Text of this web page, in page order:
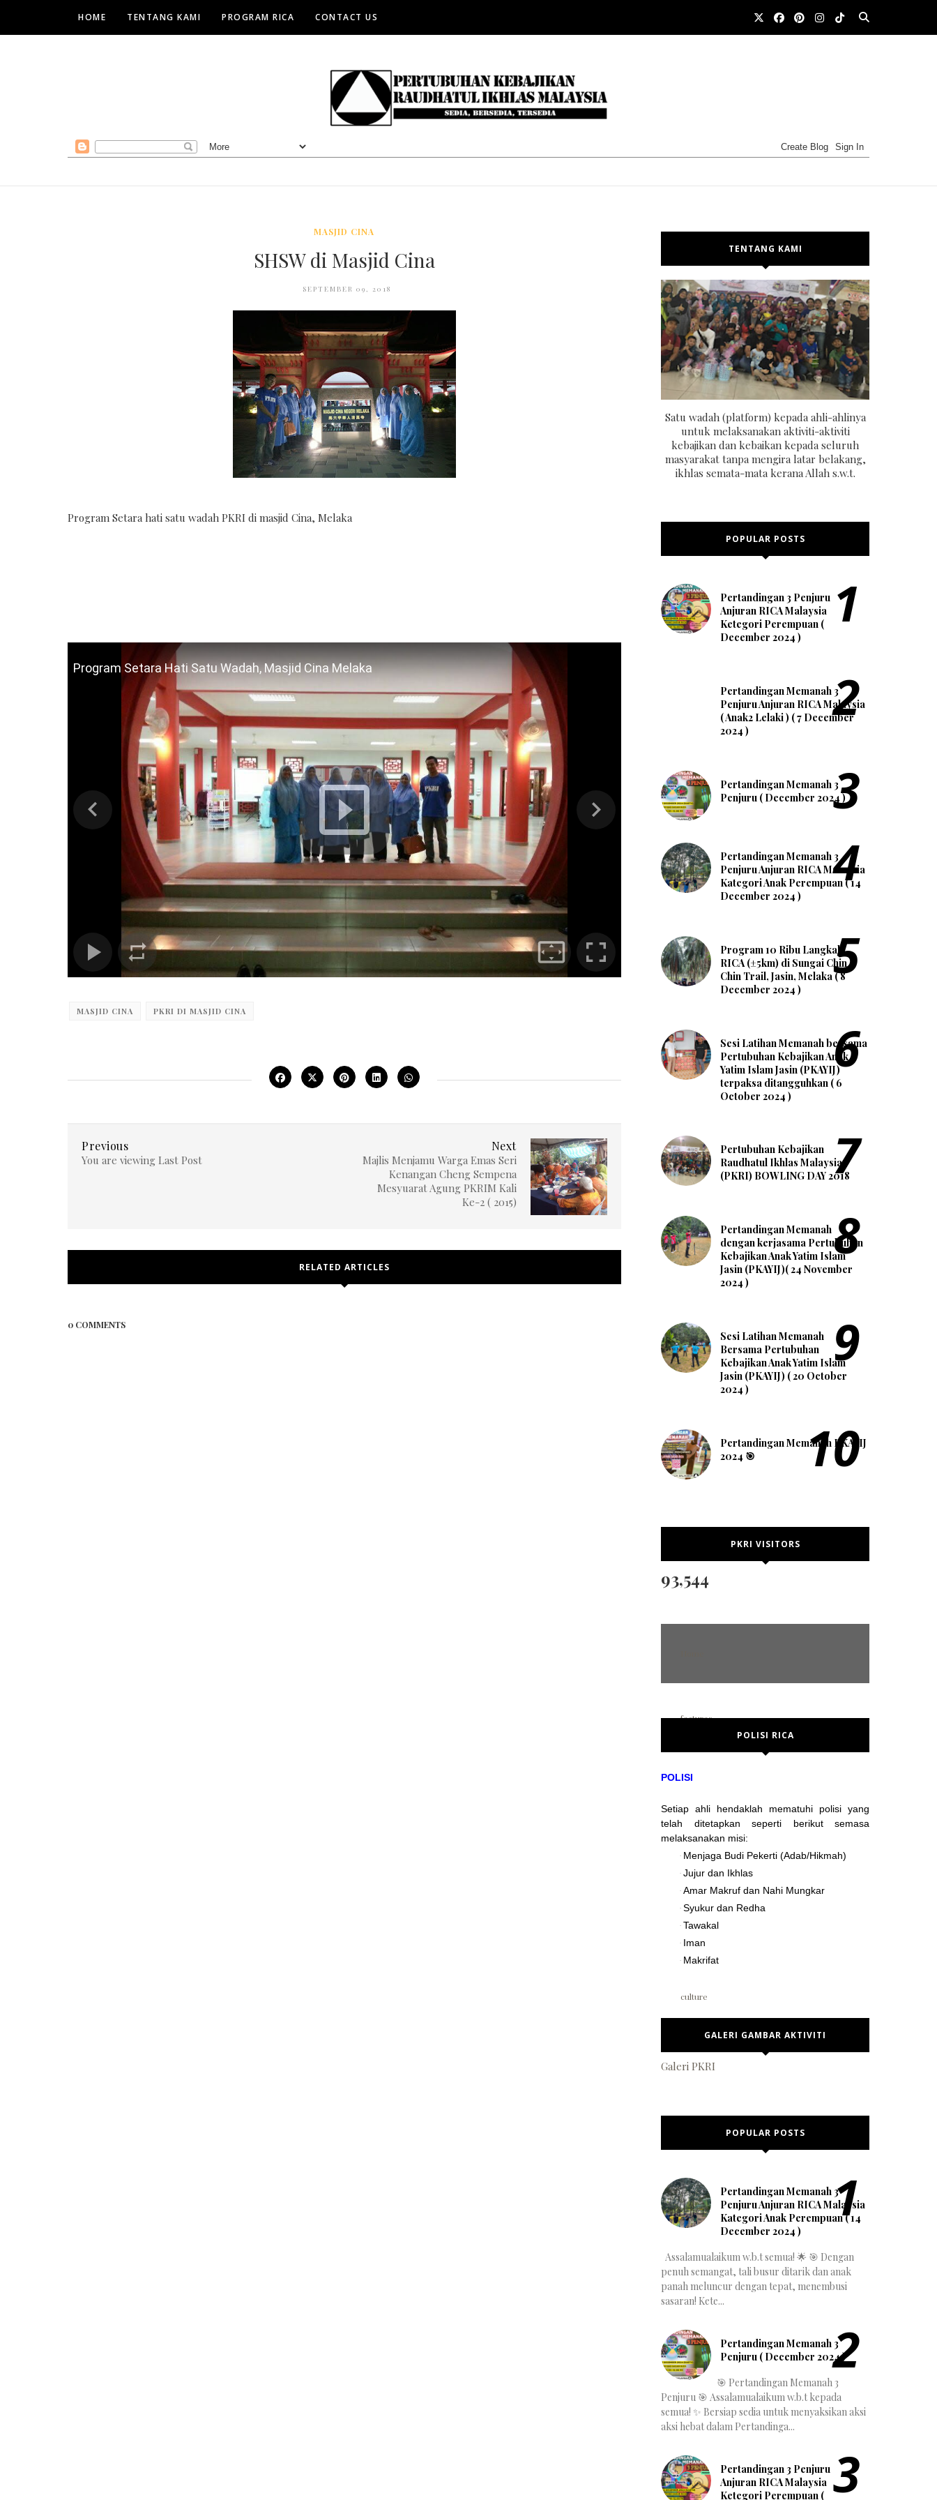
HOME TENTANG KAMI PROGRAM RICA CONTACT US
MASJID CINA
SHSW di Masjid Cina
SEPTEMBER 09, 2018
Program Setara hati satu wadah PKRI di masjid Cina, Melaka
Program Setara Hati Satu Wadah, Masjid Cina Melaka
MASJID CINA PKRI DI MASJID CINA
Next
Majlis Menjamu Warga Emas Seri
Kenangan Cheng Sempena
Mesyuarat Agung PKRIM Kali
Ke-2 ( 2015)
Previous
You are viewing Last Post
RELATED ARTICLES
0 COMMENTS
TENTANG KAMI
Satu wadah (platform) kepada ahli-ahlinya
untuk melaksanakan aktiviti-aktiviti
kebajikan dan kebaikan kepada seluruh
masyarakat tanpa mengira latar belakang,
ikhlas semata-mata kerana Allah s.w.t.
POPULAR POSTS
Pertandingan 3 Penjuru
Anjuran RICA Malaysia
Ketegori Perempuan (
December 2024 )
Pertandingan Memanah 3
Penjuru Anjuran RICA Malaysia
( Anak2 Lelaki ) ( 7 December
2024 )
Pertandingan Memanah 3
Penjuru ( December 2024 )
Pertandingan Memanah 3
Penjuru Anjuran RICA Malaysia
Kategori Anak Perempuan ( 14
December 2024 )
Program 10 Ribu Langkah
RICA (±5km) di Sungai Chin
Chin Trail, Jasin, Melaka ( 8
December 2024 )
Sesi Latihan Memanah bersama
Pertubuhan Kebajikan Anak
Yatim Islam Jasin (PKAYIJ)
terpaksa ditangguhkan ( 6
October 2024 )
Pertubuhan Kebajikan
Raudhatul Ikhlas Malaysia
(PKRI) BOWLING DAY 2018
Pertandingan Memanah
dengan kerjasama Pertubuhan
Kebajikan Anak Yatim Islam
Jasin (PKAYIJ)( 24 November
2024 )
Sesi Latihan Memanah
Bersama Pertubuhan
Kebajikan Anak Yatim Islam
Jasin (PKAYIJ) ( 20 October
2024 )
Pertandingan Memanah PKAYIJ
2024 🎯
PKRI VISITORS
93,544
features
Error Page
Left sidebar
Right sidebar
break
culture
Shop
POLISI RICA
POLISI
Setiap ahli hendaklah mematuhi polisi yang
telah ditetapkan seperti berikut semasa
melaksanakan misi:
· Menjaga Budi Pekerti (Adab/Hikmah)
· Jujur dan Ikhlas
· Amar Makruf dan Nahi Mungkar
· Syukur dan Redha
· Tawakal
· Iman
· Makrifat
GALERI GAMBAR AKTIVITI
Galeri PKRI
POPULAR POSTS
Pertandingan Memanah 3
Penjuru Anjuran RICA Malaysia
Kategori Anak Perempuan ( 14
December 2024 )
Assalamualaikum w.b.t semua! 🌟 🎯 Dengan
penuh semangat, tali busur ditarik dan anak
panah meluncur dengan tepat, menembusi
sasaran! Kete...
Pertandingan Memanah 3
Penjuru ( December 2024 )
🎯 Pertandingan Memanah 3
Penjuru 🎯 Assalamualaikum w.b.t kepada
semua! ✨ Bersiap sedia untuk menyaksikan aksi
aksi hebat dalam Pertandinga...
Pertandingan 3 Penjuru
Anjuran RICA Malaysia
Ketegori Perempuan (